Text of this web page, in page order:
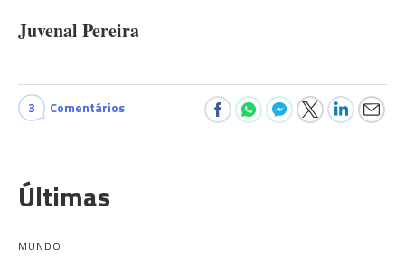
Juvenal Pereira
3 Comentários
Últimas
MUNDO